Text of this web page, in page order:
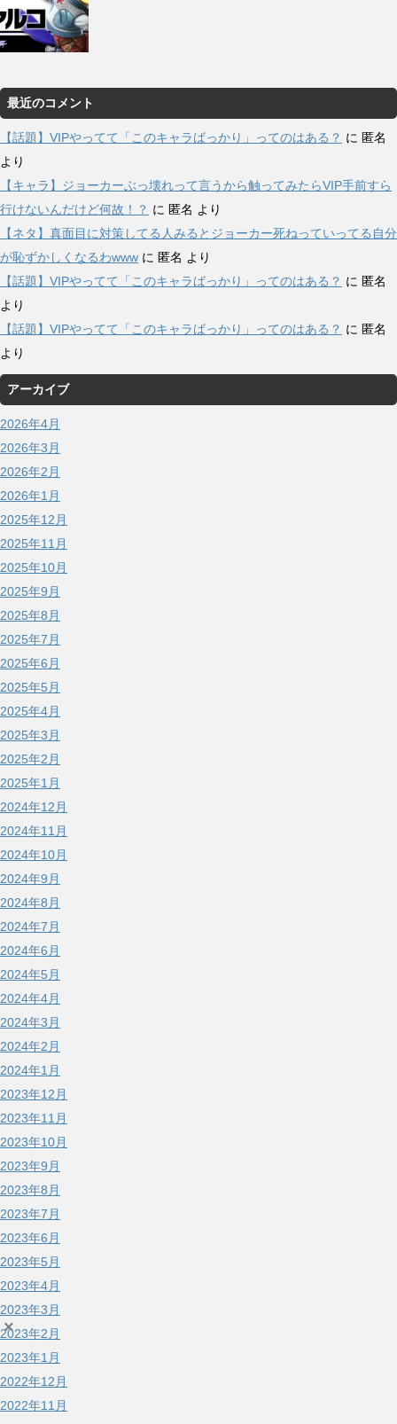
最近のコメント
【話題】VIPやってて「このキャラばっかり」ってのはある？ に 匿名
より
【キャラ】ジョーカーぶっ壊れって言うから触ってみたらVIP手前すら
行けないんだけど何故！？ に 匿名 より
【ネタ】真面目に対策してる人みるとジョーカー死ねっていってる自分
が恥ずかしくなるわwww に 匿名 より
【話題】VIPやってて「このキャラばっかり」ってのはある？ に 匿名
より
【話題】VIPやってて「このキャラばっかり」ってのはある？ に 匿名
より
アーカイブ
2026年4月
2026年3月
2026年2月
2026年1月
2025年12月
2025年11月
2025年10月
2025年9月
2025年8月
2025年7月
2025年6月
2025年5月
2025年4月
2025年3月
2025年2月
2025年1月
2024年12月
2024年11月
2024年10月
2024年9月
2024年8月
2024年7月
2024年6月
2024年5月
2024年4月
2024年3月
2024年2月
2024年1月
2023年12月
2023年11月
2023年10月
2023年9月
2023年8月
2023年7月
2023年6月
2023年5月
2023年4月
2023年3月
2023年2月
2023年1月
2022年12月
2022年11月
×